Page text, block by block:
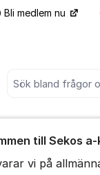
Bli medlem nu
till Sekos
vi på